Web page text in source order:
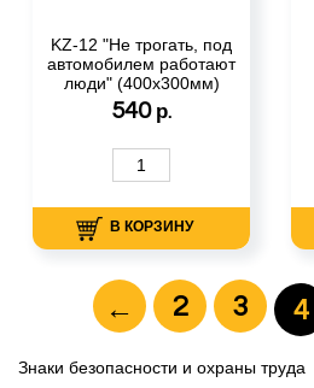
KZ-12 "Не трогать, под
автомобилем работают
люди" (400х300мм)
540 р.
В КОРЗИНУ
← 2 3 4
Знаки безопасности и охраны